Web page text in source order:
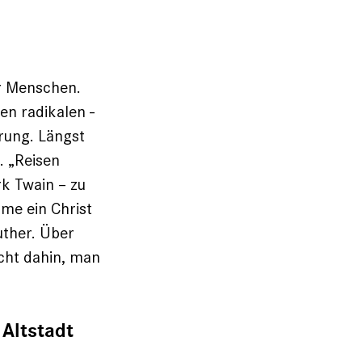
radikalen
Längst
Twain – zu
ein Christ
Über
dahin, man
Altstadt